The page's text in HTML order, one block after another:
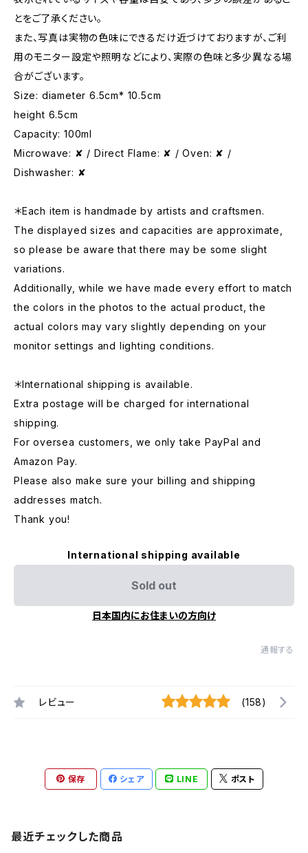
とをご了承ください。
また、写真は実物の色味にできるだけ近づけておりますが、ご利
用のモニター設定や照明などにより、実際の色味と多少異なる場
合がございます。
Size: diameter 6.5cm* 10.5cm
height 6.5cm
Capacity: 100ml
Microwave: ✘ / Direct Flame: ✘ / Oven: ✘ /
Dishwasher: ✘
＊Each item is handmade by artists and craftsmen.
The displayed sizes and capacities are approximate,
so please be aware that there may be some slight
variations.
Additionally, while we have made every effort to match
the colors in the photos to the actual product, the
actual colors may vary slightly depending on your
monitor settings and lighting conditions.
＊International shipping is available.
Extra postage will be charged for international
shipping.
For oversea customers, we only take PayPal and
Amazon Pay.
Please also make sure your billing and shipping
addresses match.
Thank you!
International shipping available
Sold out
日本国内にお住まいの方向け
通報する
レビュー (158)
保存 シェア LINE ポスト
最近チェックした商品